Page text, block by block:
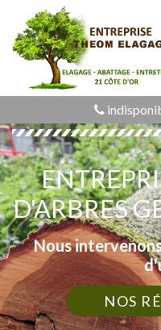
D'ARBRES
Nous
NOS